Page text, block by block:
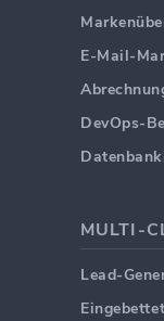
E-Mail-
DevOps-
MULTI-
Lead-